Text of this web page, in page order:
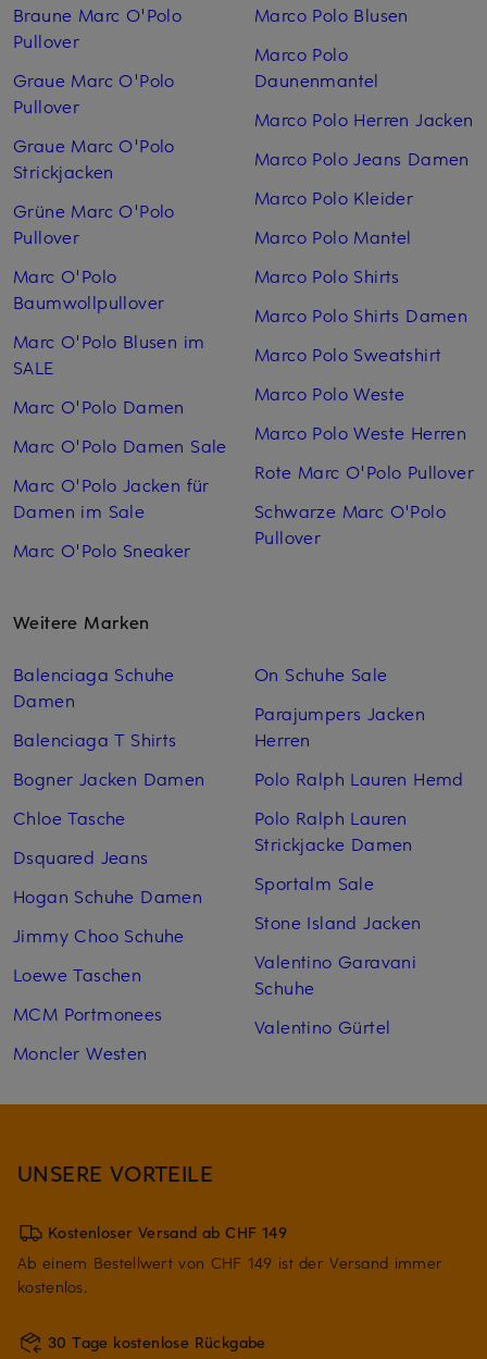
Braune Marc O'Polo
Pullover
Graue Marc O'Polo
Pullover
Graue Marc O'Polo
Strickjacken
Grüne Marc O'Polo
Pullover
Marc O'Polo
Baumwollpullover
Marc O'Polo Blusen im
SALE
Marc O'Polo Damen
Marc O'Polo Damen Sale
Marc O'Polo Jacken für
Damen im Sale
Marc O'Polo Sneaker
Marco Polo Blusen
Marco Polo
Daunenmantel
Marco Polo Herren Jacken
Marco Polo Jeans Damen
Marco Polo Kleider
Marco Polo Mantel
Marco Polo Shirts
Marco Polo Shirts Damen
Marco Polo Sweatshirt
Marco Polo Weste
Marco Polo Weste Herren
Rote Marc O'Polo Pullover
Schwarze Marc O'Polo
Pullover
Weitere Marken
Balenciaga Schuhe
Damen
Balenciaga T Shirts
Bogner Jacken Damen
Chloe Tasche
Dsquared Jeans
Hogan Schuhe Damen
Jimmy Choo Schuhe
Loewe Taschen
MCM Portmonees
Moncler Westen
On Schuhe Sale
Parajumpers Jacken
Herren
Polo Ralph Lauren Hemd
Polo Ralph Lauren
Strickjacke Damen
Sportalm Sale
Stone Island Jacken
Valentino Garavani
Schuhe
Valentino Gürtel
UNSERE VORTEILE
Kostenloser Versand ab CHF 149
Ab einem Bestellwert von CHF 149 ist der Versand immer
kostenlos.
30 Tage kostenlose Rückgabe